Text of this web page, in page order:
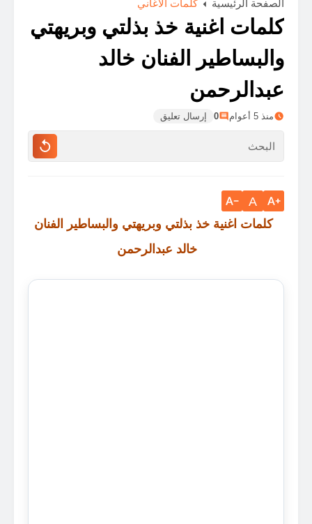
الصفحة الرئيسية كلمات الأغاني
كلمات اغنية خذ بذلتي وبريهتي
والبساطير الفنان خالد
عبدالرحمن
منذ 5 أعوام 0 إرسال تعليق
A
كلمات اغنية خذ بذلتي وبريهتي والبساطير الفنان
خالد عبدالرحمن